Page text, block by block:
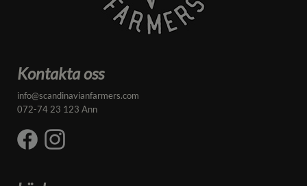
Kontakta oss
info@scandinavianfarmers.com
072-74 23 123 Ann